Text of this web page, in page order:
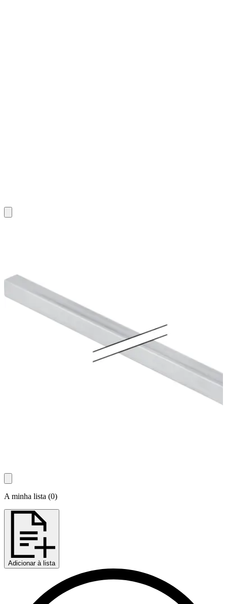
A minha lista (0)
Adicionar à lista